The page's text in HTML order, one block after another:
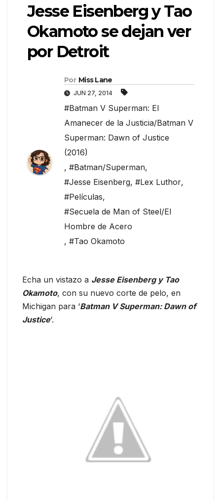
Jesse Eisenberg y Tao
Okamoto se dejan ver
por Detroit
Por Miss Lane
JUN 27, 2014
#Batman V Superman: El
Amanecer de la Justicia/Batman V
Superman: Dawn of Justice
(2016)
, #Batman/Superman,
#Jesse Eisenberg, #Lex Luthor,
#Películas,
#Secuela de Man of Steel/El
Hombre de Acero
, #Tao Okamoto
Echa un vistazo a Jesse Eisenberg y Tao
Okamoto, con su nuevo corte de pelo, en
Michigan para ‘Batman V Superman: Dawn of
Justice‘.